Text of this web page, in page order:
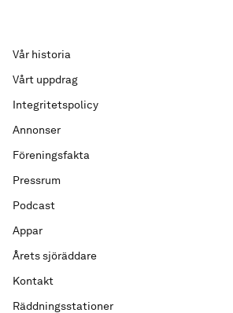
Vår historia
Vårt uppdrag
Integritetspolicy
Annonser
Föreningsfakta
Pressrum
Podcast
Appar
Årets sjöräddare
Kontakt
Räddningsstationer